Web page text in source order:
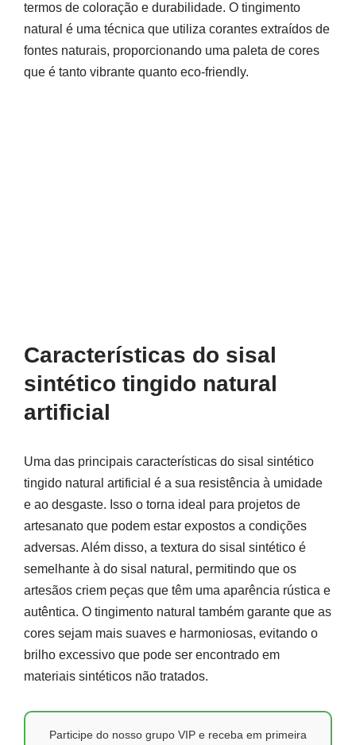
termos de coloração e durabilidade. O tingimento
natural é uma técnica que utiliza corantes extraídos de
fontes naturais, proporcionando uma paleta de cores
que é tanto vibrante quanto eco-friendly.
Características do sisal
sintético tingido natural
artificial
Uma das principais características do sisal sintético
tingido natural artificial é a sua resistência à umidade
e ao desgaste. Isso o torna ideal para projetos de
artesanato que podem estar expostos a condições
adversas. Além disso, a textura do sisal sintético é
semelhante à do sisal natural, permitindo que os
artesãos criem peças que têm uma aparência rústica e
autêntica. O tingimento natural também garante que as
cores sejam mais suaves e harmoniosas, evitando o
brilho excessivo que pode ser encontrado em
materiais sintéticos não tratados.
Participe do nosso grupo VIP e receba em primeira